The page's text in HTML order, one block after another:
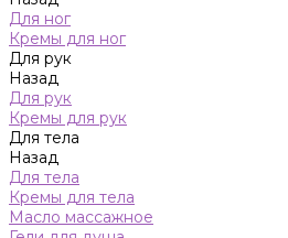
Для ног
Кремы для ног
Для рук
Назад
Для рук
Кремы для рук
Для тела
Назад
Для тела
Кремы для тела
Масло массажное